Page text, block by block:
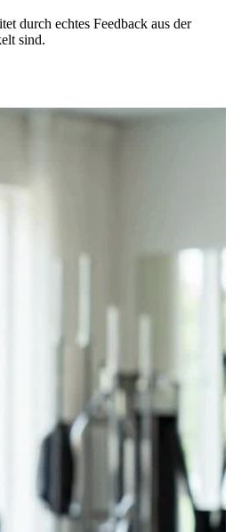
durch echtes Feedback aus der
sind.